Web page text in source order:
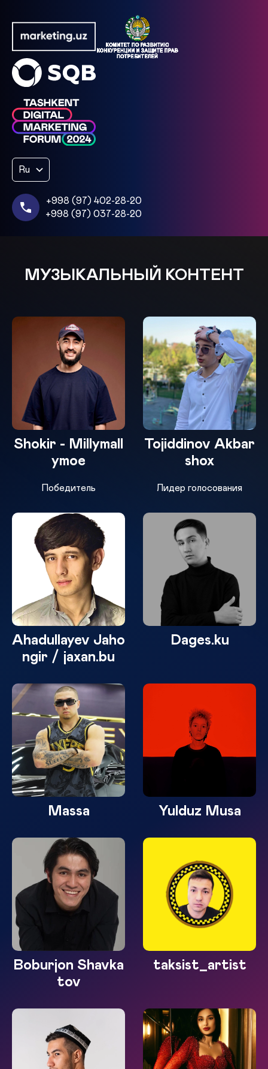
Ru
+998 (97) 402-28-20
+998 (97) 037-28-20
МУЗЫКАЛЬНЫЙ КОНТЕНТ
Shokir - Millymall
ymoe
Победитель
Tojiddinov Akbar
shox
Лидер голосования
Ahadullayev Jaho
ngir / jaxan.bu
Dages.ku
Massa Yulduz Musa
Boburjon Shavka
tov
taksist_artist